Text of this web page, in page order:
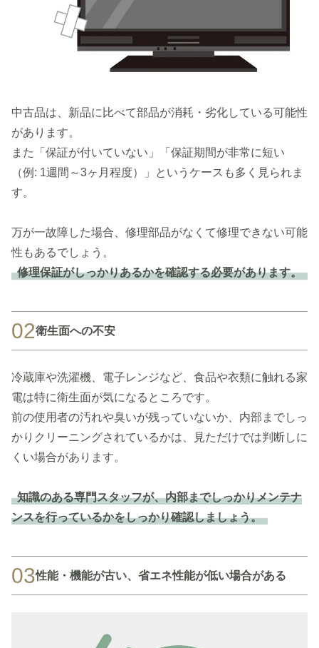
中古品は、新品に比べて部品が消耗・劣化している可能性
があります。
また「保証が付いていない」「保証期間が非常に短い
（例: 1週間～3ヶ月程度）」というケースも多く見られま
す。
万が一故障した場合、修理部品がなくて修理できない可能
性もあるでしょう。
修理保証がしっかりあるかを確認する必要があります。
02衛生面への不安
冷蔵庫や洗濯機、電子レンジなど、食品や衣類に触れる家
電は特に衛生面が気になるところです。
前の使用者の汚れや臭いが残っていないか、内部までしっ
かりクリーニングされているかは、見ただけでは判断しに
くい場合があります。
知識のある専門スタッフが、内部までしっかりメンテナ
ンスを行っているかをしっかり確認しましょう。
03性能・機能が古い、省エネ性能が低い場合がある